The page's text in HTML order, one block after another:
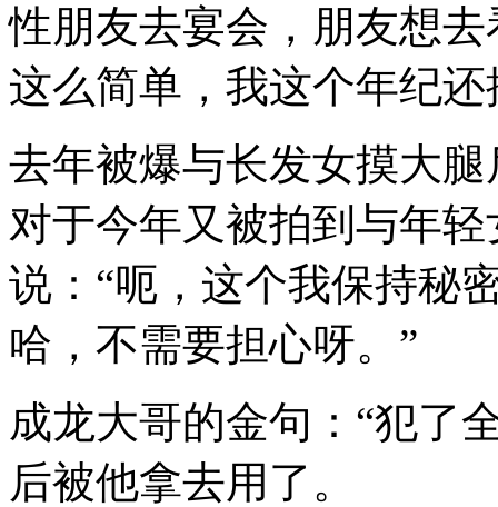
性朋友去宴会，朋友想
这么简单，我这个年纪
去年被爆与长发女摸大
对于今年又被拍到与年
说：“呃，这个我保持秘
哈，不需要担心呀。”
成龙大哥的金句：“犯了
后被他拿去用了。